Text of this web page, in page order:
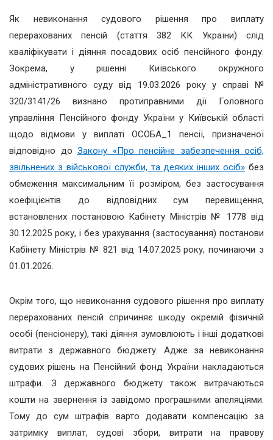
Як невиконання судового рішення про виплату
перерахованих пенсій (стаття 382 КК України) слід
кваліфікувати і діяння посадових осіб пенсійного фонду.
Зокрема, у рішенні Київського окружного
адміністративного суду від 19.03.2026 року у справі №
320/3141/26 визнано протиправними дії Головного
управління Пенсійного фонду України у Київській області
щодо відмови у виплаті ОСОБА_1 пенсії, призначеної
відповідно до Закону «Про пенсійне забезпечення осіб,
звільнених з військової служби, та деяких інших осіб» без
обмеження максимальним її розміром, без застосування
коефіцієнтів до відповідних сум перевищення,
встановлених постановою Кабінету Міністрів № 1778 від
30.12.2025 року, і без урахування (застосування) постанови
Кабінету Міністрів № 821 від 14.07.2025 року, починаючи з
01.01.2026.
Окрім того, що невиконання судового рішення про виплату
перерахованих пенсій спричиняє шкоду окремій фізичній
особі (пенсіонеру), такі діяння зумовлюють і інші додаткові
витрати з державного бюджету. Адже за невиконання
судових рішень на Пенсійний фонд України накладаються
штрафи. З державного бюджету також витрачаються
кошти на звернення із завідомо програшними апеляціями.
Тому до сум штрафів варто додавати компенсацію за
затримку виплат, судові збори, витрати на правову